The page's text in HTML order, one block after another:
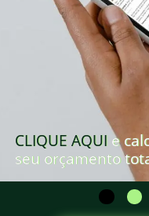
CLIQUE AQUI e
seu orçamento